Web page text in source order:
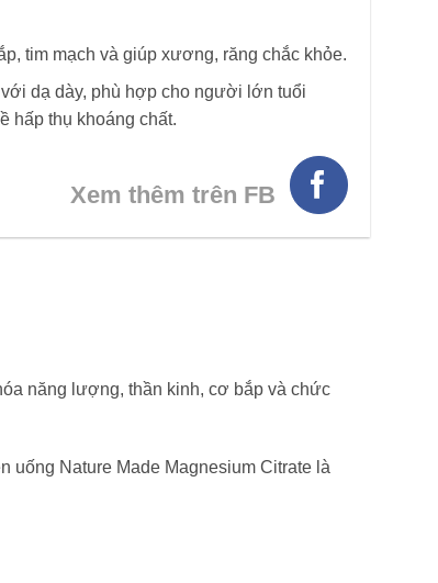
tim mạch và giúp xương, răng chắc khỏe.
dạ dày, phù hợp cho người lớn tuổi
hấp thụ khoáng chất.
Xem thêm trên FB
năng lượng, thần kinh, cơ bắp và chức
uống Nature Made Magnesium Citrate là